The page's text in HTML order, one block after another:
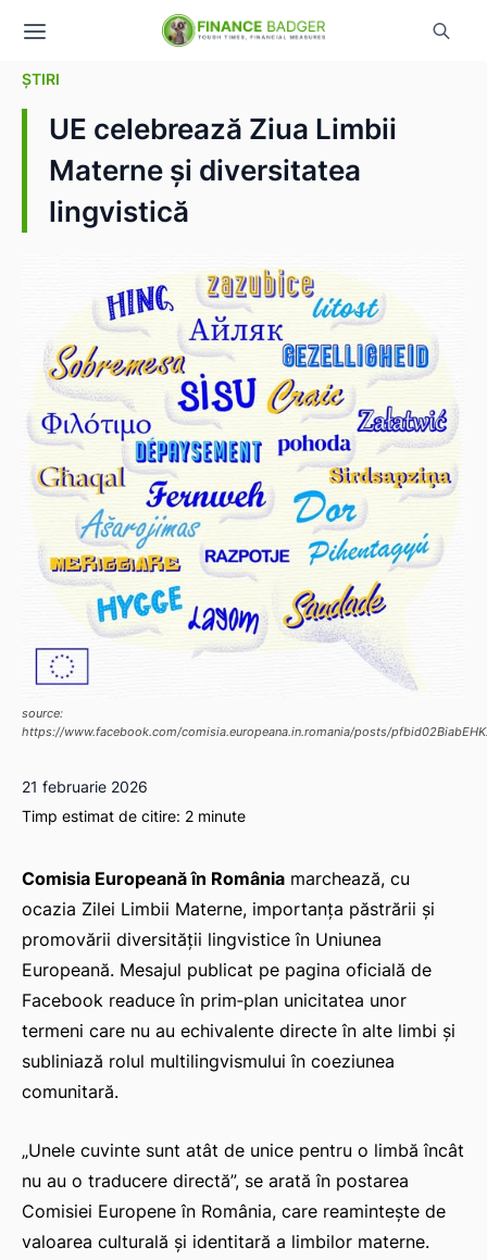
ȘTIRI
UE celebrează Ziua Limbii
Materne și diversitatea
lingvistică
source:
https://www.facebook.com/comisia.europeana.in.romania/posts/
21 februarie 2026
Timp estimat de citire: 2 minute
Comisia Europeană în România marchează, cu
ocazia Zilei Limbii Materne, importanţa păstrării şi
promovării diversităţii lingvistice în Uniunea
Europeană. Mesajul publicat pe pagina oficială de
Facebook readuce în prim‑plan unicitatea unor
termeni care nu au echivalente directe în alte limbi și
subliniază rolul multilingvismului în coeziunea
comunitară.
„Unele cuvinte sunt atât de unice pentru o limbă încât
nu au o traducere directă”, se arată în postarea
Comisiei Europene în România, care reamintește de
valoarea culturală și identitară a limbilor materne.